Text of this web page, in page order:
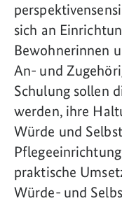
sich an
Bewohnerinnen
An- und
Schulung sollen
werden, ihre
Würde und
praktische
Würde- und